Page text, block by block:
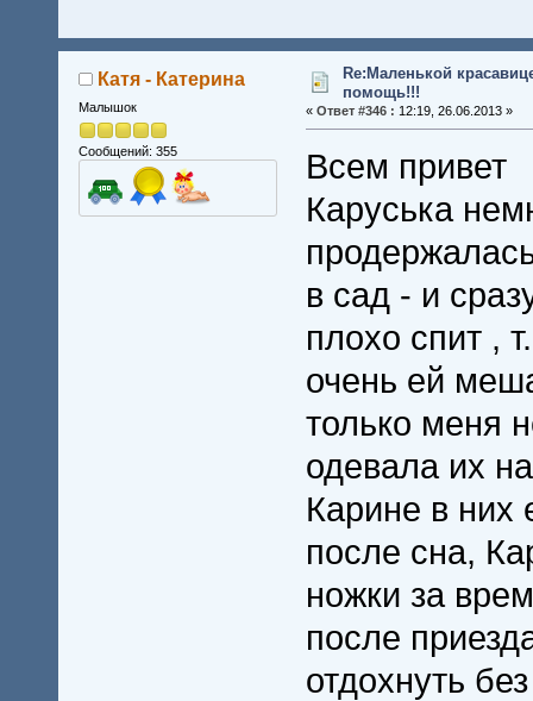
Катя - Катерина
Малышок
Сообщений: 355
Re:Маленькой
помощь!!!
« Ответ #346 : 12:19, 26.06.2013 »
Всем привет
Каруська
в сад - и
плохо спит ,
очень ей
только меня
одевала их
Карине в них
после сна,
ножки за
после
отдохнуть